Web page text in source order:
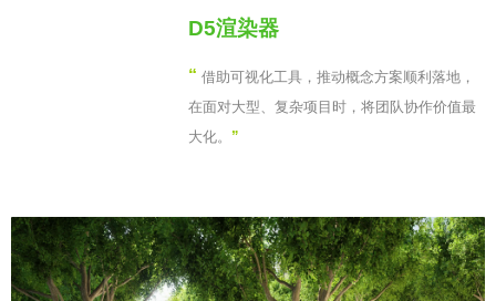
D5渲染器
“ 借助可视化工具，推动概念方案顺利落地，
在面对大型、复杂项目时，将团队协作价值最
大化。 ”